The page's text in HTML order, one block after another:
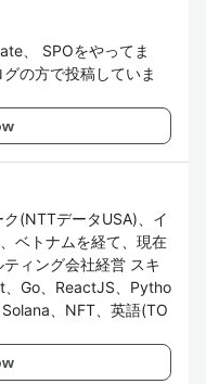
、 SPOをやってま
の方で投稿していま
(NTTデータUSA)、イ
ベトナムを経て、現在
ィング会社経営 スキ
、Go、ReactJS、Pytho
、NFT、英語(TO